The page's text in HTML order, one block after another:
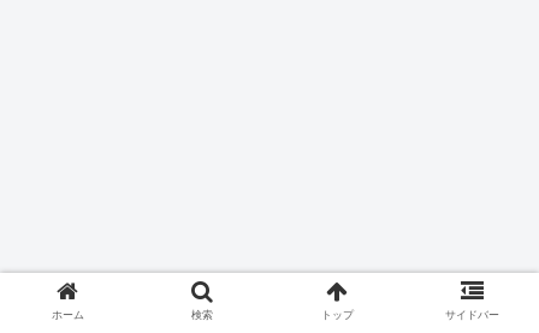
ホーム 検索 トップ サイドバー